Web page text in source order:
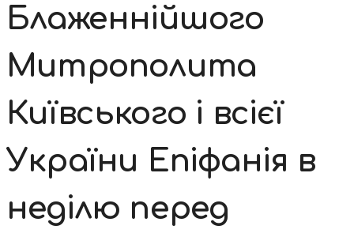
Блаженнійшого
Митрополита
Київського і всієї
України Епіфанія в
неділю перед